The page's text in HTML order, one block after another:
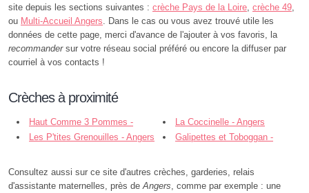
site depuis les sections suivantes : crèche Pays de la Loire, crèche 49,
ou Multi-Accueil Angers. Dans le cas ou vous avez trouvé utile les
données de cette page, merci d'avance de l'ajouter à vos favoris, la
recommandersur votre réseau social préféré ou encore la diffuser par
courriel à vos contacts !
Crèches à proximité
Haut Comme 3 Pommes -
Angers
La Coccinelle - Angers
Les P'tites Grenouilles - Angers
Galipettes et Toboggan -
Consultez aussi sur ce site d'autres crèches, garderies, relais
d'assistante maternelles, près deAngers, comme par exemple : une